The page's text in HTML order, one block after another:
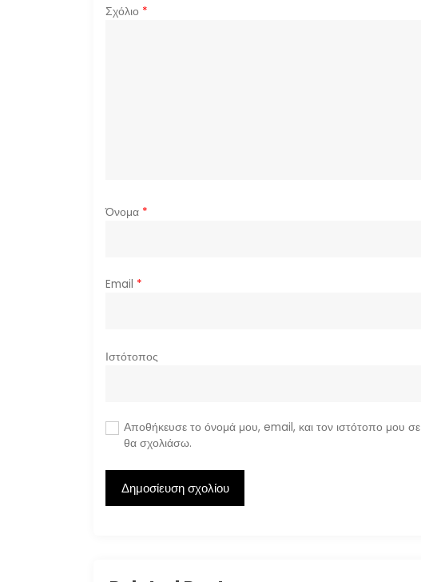
σ
Σχόλιο *
Όνομα *
Email *
Ιστότοπος
Αποθήκευσε το όνομά μου, email, και τον ιστότοπο μου
θα σχολιάσω.